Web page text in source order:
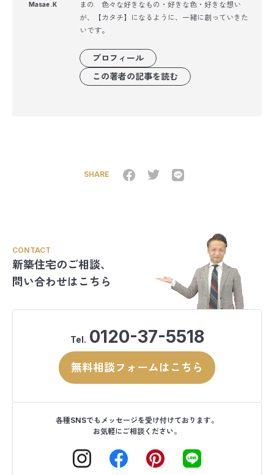
Masae .K
まの 色々な好きなもの・好きな色・好きな想い
が、【カタチ】になるように、一緒に創っていきた
いです。
プロフィール
この著者の記事を読む
SHARE
CONTACT
新築住宅のご相談、
問い合わせはこちら
Tel. 0120-37-5518
無料相談フォームはこちら
各種SNSでもメッセージを受け付けております。
お気軽にご相談ください。